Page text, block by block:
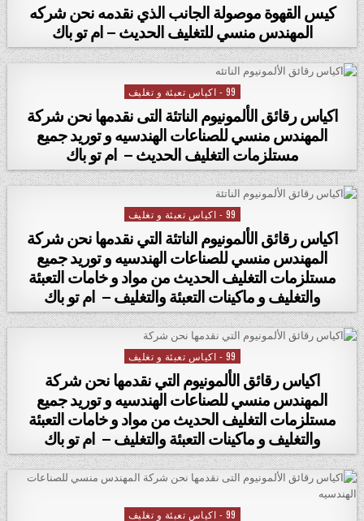
كيس القهوة موصولة الجانب الذي نقدمه نحن شركه
المهندس منسي للتغليف الحديث – ام تو باك
Posted in
99 - اكياس تعبئة و تغليف
اكياس رقائق الألمونيوم الناتئة التى نقدمها نحن شركة
المهندس منسي للصناعات الهندسيه و توريد جميع
مستلزمات التغليف الحديث – ام تو باك
Posted in
99 - اكياس تعبئة و تغليف
اكياس رقائق الألمونيوم الناتئة التي نقدمها نحن شركة
المهندس منسي للصناعات الهندسيه و توريد جميع
مستلزمات التغليف الحديث من مواد و خامات التعبئة
والتغليف و ماكينات التعبئة والتغليف – ام تو باك
Posted in
99 - اكياس تعبئة و تغليف
اكياس رقائق الألمونيوم التي نقدمها نحن شركة
المهندس منسي للصناعات الهندسيه و توريد جميع
مستلزمات التغليف الحديث من مواد و خامات التعبئة
والتغليف و ماكينات التعبئة والتغليف – ام تو باك
Posted in
99 - اكياس تعبئة و تغليف